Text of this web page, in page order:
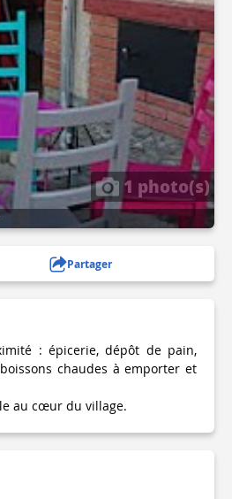
1 photo(s)
Partager
: épicerie, dépôt de pain,
chaudes à emporter et
au cœur du village.